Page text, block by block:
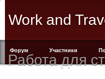
Work and
Работа для
Форум Участники